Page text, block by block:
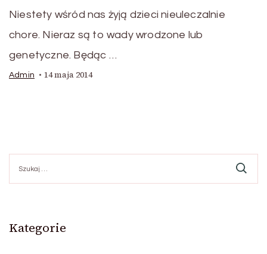
Niestety wśród nas żyją dzieci nieuleczalnie
chore. Nieraz są to wady wrodzone lub
genetyczne. Będąc …
Admin 14 maja 2014
Kategorie